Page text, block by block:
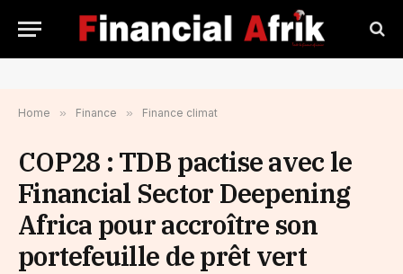
Home » Finance » Finance climat
COP28 : TDB pactise avec le
Financial Sector Deepening
Africa pour accroître son
portefeuille de prêt vert